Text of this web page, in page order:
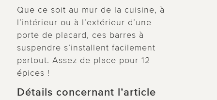
Que ce soit au mur de la cuisine, à
l’intérieur ou à l’extérieur d’une
porte de placard, ces barres à
suspendre s’installent facilement
partout. Assez de place pour 12
épices !
Détails concernant l’article